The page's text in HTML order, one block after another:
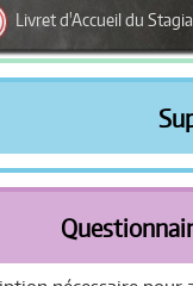
Livret d'Accueil du